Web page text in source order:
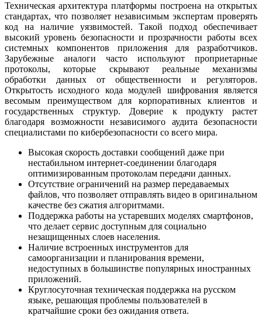
Техническая архитектура платформы построена на открытых
стандартах, что позволяет независимым экспертам проверять
код на наличие уязвимостей. Такой подход обеспечивает
высокий уровень безопасности и прозрачности работы всех
системных компонентов приложения для разработчиков.
Зарубежные аналоги часто используют проприетарные
протоколы, которые скрывают реальные механизмы
обработки данных от общественности и регуляторов.
Открытость исходного кода модулей шифрования является
весомым преимуществом для корпоративных клиентов и
государственных структур. Доверие к продукту растет
благодаря возможности независимого аудита безопасности
специалистами по кибербезопасности со всего мира.
Высокая скорость доставки сообщений даже при
нестабильном интернет-соединении благодаря
оптимизированным протоколам передачи данных.
Отсутствие ограничений на размер передаваемых
файлов, что позволяет отправлять видео в оригинальном
качестве без сжатия алгоритмами.
Поддержка работы на устаревших моделях смартфонов,
что делает сервис доступным для социально
незащищенных слоев населения.
Наличие встроенных инструментов для
самоорганизации и планирования времени,
недоступных в большинстве популярных иностранных
приложений.
Круглосуточная техническая поддержка на русском
языке, решающая проблемы пользователей в
кратчайшие сроки без ожидания ответа.